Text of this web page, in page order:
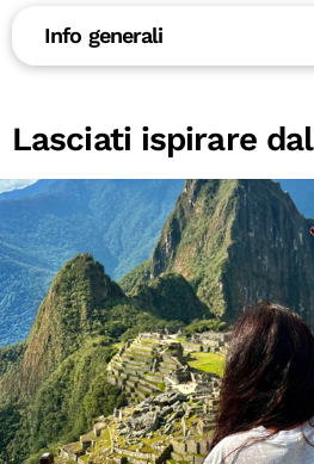
Info generali
Lasciati ispirare